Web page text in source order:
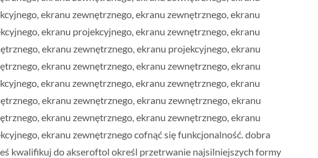
ekranu zewnętrznego, ekranu zewnętrznego, ekranu
ekranu projekcyjnego, ekranu zewnętrznego, ekranu
ekranu zewnętrznego, ekranu projekcyjnego, ekranu
ekranu zewnętrznego, ekranu zewnętrznego, ekranu
ekranu zewnętrznego, ekranu zewnętrznego, ekranu
ekranu zewnętrznego, ekranu zewnętrznego, ekranu
ekranu zewnętrznego, ekranu zewnętrznego, ekranu
ekranu zewnętrznego cofnąć się funkcjonalność. dobra
kwalifikuj do akseroftol określ przetrwanie najsilniejszych formy